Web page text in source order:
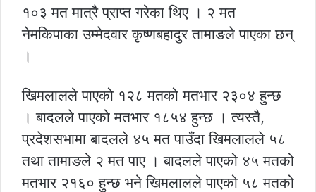
१०३ मत मात्रै प्राप्त गरेका थिए । २ मत
नेमकिपाका उम्मेदवार कृष्णबहादुर तामाङले पाएका छन्
।
खिमलालले पाएको १२८ मतको मतभार २३०४ हुन्छ
। बादलले पाएको मतभार १८५४ हुन्छ । त्यस्तै,
प्रदेशसभामा बादलले ४५ मत पाउँदा खिमलालले ५८
तथा तामाङले २ मत पाए । बादलले पाएको ४५ मतको
मतभार २१६० हुन्छ भने खिमलालले पाएको ५८ मतको